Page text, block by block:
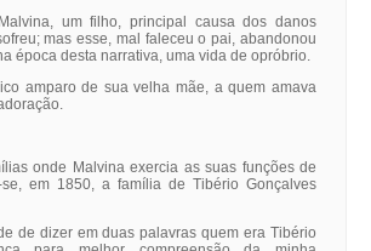
um filho, principal causa dos danos
mas esse, mal faleceu o pai, abandonou
época desta narrativa, uma vida de opróbrio.
amparo de sua velha mãe, a quem amava
onde Malvina exercia as suas funções de
se, em 1850, a família de Tibério Gonçalves
de dizer em duas palavras quem era Tibério